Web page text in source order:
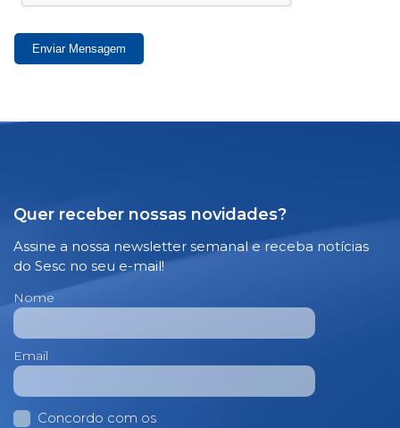
Enviar Mensagem
Quer receber nossas novidades?
Assine a nossa newsletter semanal e receba notícias
do Sesc no seu e-mail!
Nome
Email
Concordo com os